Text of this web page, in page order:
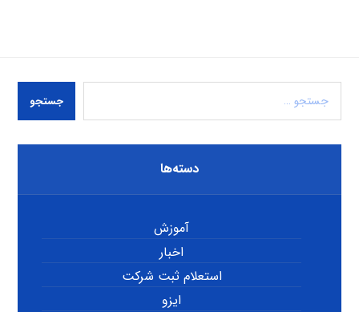
جستجو
دسته‌ها
آموزش
اخبار
استعلام ثبت شرکت
ایزو